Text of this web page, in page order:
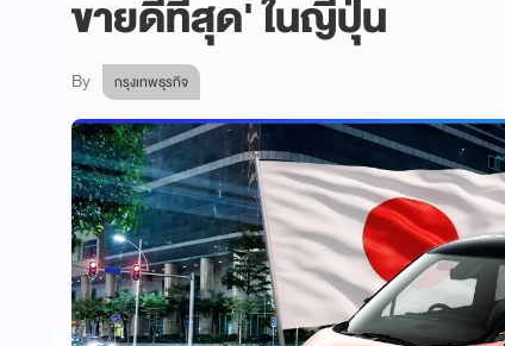
ขายดีที่สุด' ในญี่ปุ่น
By กรุงเทพธุรกิจ